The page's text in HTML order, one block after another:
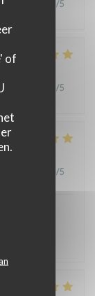
of
/ Prijs /5
/ Prijs /5
/5
très